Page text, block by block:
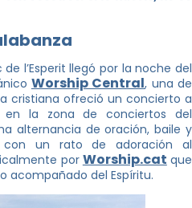
l’Esperit llegó por la noche del
Worship Central, una de
cristiana ofreció un concierto a
en la zona de conciertos del
alternancia de oración, baile y
un rato de adoración al
por Worship.cat que
acompañado del Espíritu.